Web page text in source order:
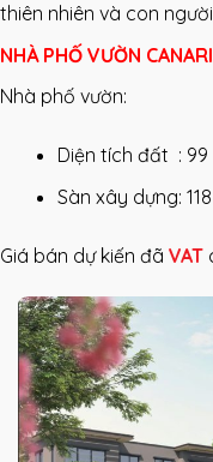
thiên nhiên và con
NHÀ PHỐ VƯỜN
Nhà phố vườn:
Diện tích đất : 99
Sàn xây dựng:
Giá bán dự kiến đã VAT